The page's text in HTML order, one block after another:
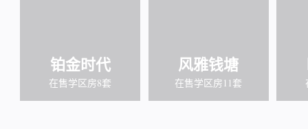
铂金时代
在售学区房8套
风雅钱塘
在售学区房11套